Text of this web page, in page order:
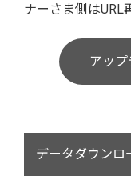
ナーさま側はURL
アッ
データダウンロ